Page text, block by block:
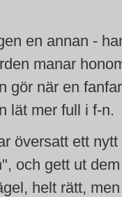
en annan -
manar
gör när en
lät mer full i f-n.
översatt ett
och gett ut
helt rätt,